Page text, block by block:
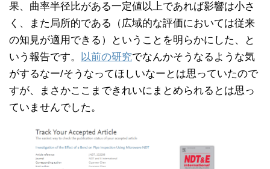
果、曲率半径比がある一定値以上であれば影響は小さ
く、また局所的である（広域的な評価においては従来
の知見が適用できる）ということを明らかにした、と
いう報告です。 以前の研究でなんかそうなるような気
がするなー/そうなってほしいなーとは思っていたので
すが、まさかここまできれいにまとめられるとは思っ
ていませんでした。